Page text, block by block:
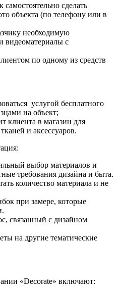
самостоятельно сделать
объекта (по телефону или в
необходимую
видеоматериалы с
по одному из средств
услугой бесплатного
на объект;
клиента в магазин для
и аксессуаров.
выбор материалов и
требования дизайна и быта.
количество материала и не
при замере, которые
связанный с дизайном
на другие тематические
«Decorate» включают: